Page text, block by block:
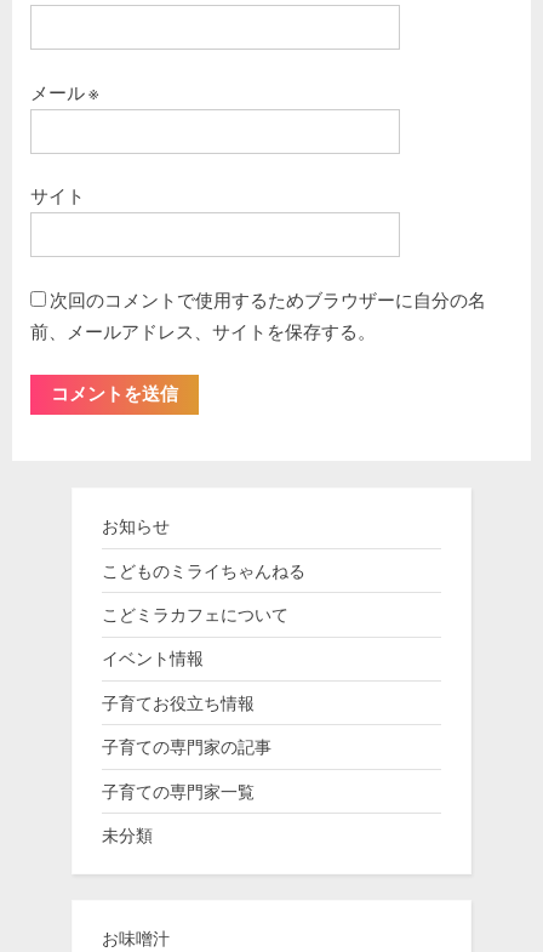
メール※
サイト
次回のコメントで使用するためブラウザーに自分の名
前、メールアドレス、サイトを保存する。
お知らせ
こどものミライちゃんねる
こどミラカフェについて
イベント情報
子育てお役立ち情報
子育ての専門家の記事
子育ての専門家一覧
未分類
お味噌汁